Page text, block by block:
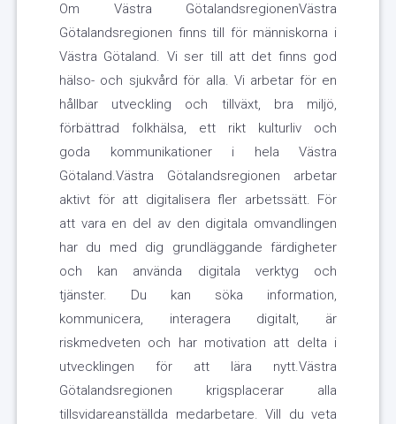
Om Västra GötalandsregionenVästra
Götalandsregionen finns till för människorna i
Västra Götaland. Vi ser till att det finns god
hälso- och sjukvård för alla. Vi arbetar för en
hållbar utveckling och tillväxt, bra miljö,
förbättrad folkhälsa, ett rikt kulturliv och
goda kommunikationer i hela Västra
Götaland.Västra Götalandsregionen arbetar
aktivt för att digitalisera fler arbetssätt. För
att vara en del av den digitala omvandlingen
har du med dig grundläggande färdigheter
och kan använda digitala verktyg och
tjänster. Du kan söka information,
kommunicera, interagera digitalt, är
riskmedveten och har motivation att delta i
utvecklingen för att lära nytt.Västra
Götalandsregionen krigsplacerar alla
tillsvidareanställda medarbetare. Vill du veta